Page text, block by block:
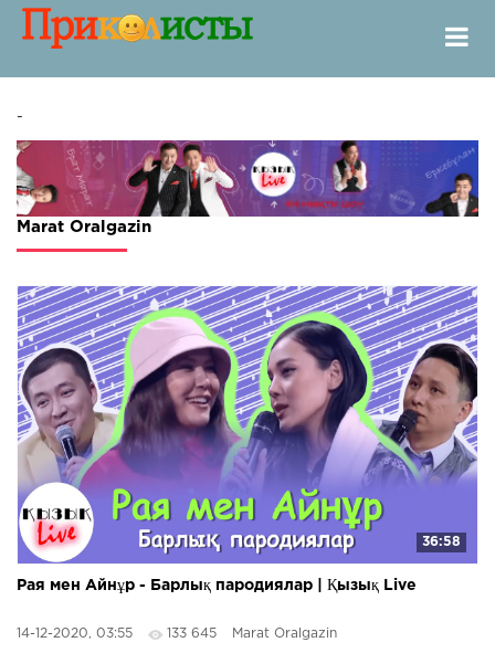
-
Marat Oralgazin
36:58
Рая мен Айнұр - Барлық пародиялар | Қызық Live
14-12-2020, 03:55 133 645 Marat Oralgazin